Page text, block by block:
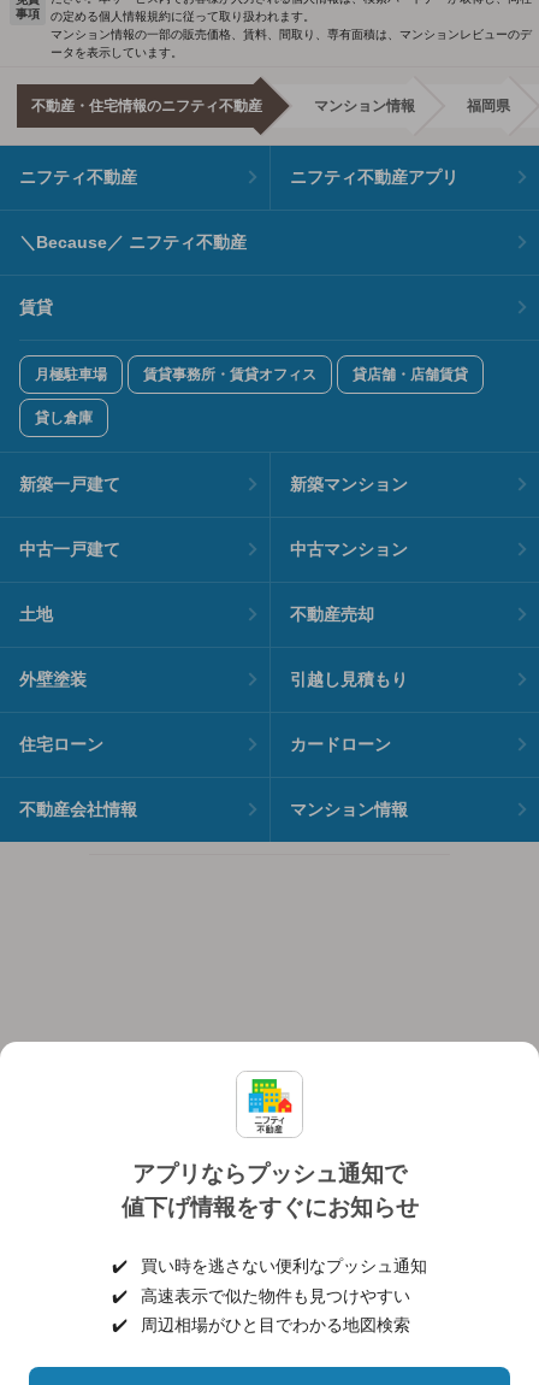
アプリならプッシュ通知で
値下げ情報をすぐにお知らせ
✔️
買い時を逃さない便利なプッシュ通知
✔️
高速表示で似た物件も見つけやすい
✔️
周辺相場がひと目でわかる地図検索
事項
の定める個人情報規約に従って取り扱われます。
マンション情報の一部の販売価格、賃料、間取り、専有面積は、マンションレビューのデ
ータを表示しています。
不動産・住宅情報のニフティ不動産 マンション情報 福岡県
ニフティ不動産 ニフティ不動産アプリ
＼Because／ ニフティ不動産
賃貸
月極駐車場 賃貸事務所・賃貸オフィス 貸店舗・店舗賃貸
貸し倉庫
新築一戸建て 新築マンション
中古一戸建て 中古マンション
土地 不動産売却
外壁塗装 引越し見積もり
住宅ローン カードローン
不動産会社情報 マンション情報
個人情報保護ポリシー 利用規約
ヘルプ・お問い合わせ 採用情報